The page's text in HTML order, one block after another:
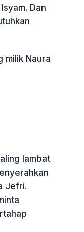
Dan
milik Naura
lambat
Jefri.